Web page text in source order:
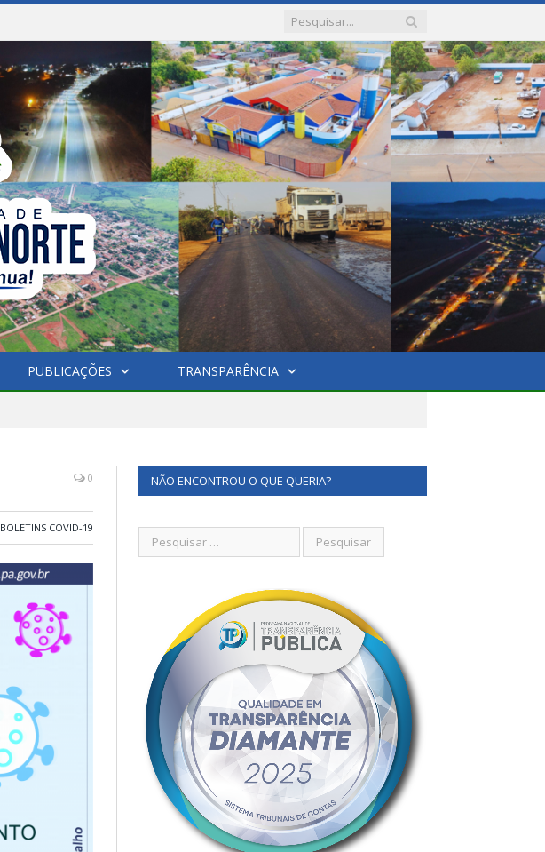
PUBLICAÇÕES TRANSPARÊNCIA
0
BOLETINS COVID-19
NÃO ENCONTROU O QUE QUERIA?